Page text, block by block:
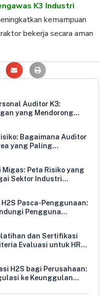
K3 Industri
kemampuan
bekerja secara aman
Auditor K3:
yang Mendorong
Sukarela
Bagaimana Auditor
yang Paling
Perusahaan
Peta Risiko yang
Sektor Industri
H2S Pasca-Penggunaan:
Pengguna
Umur
dan Sertifikasi
Evaluasi untuk HR
H2S bagi Perusahaan:
ke Keunggulan